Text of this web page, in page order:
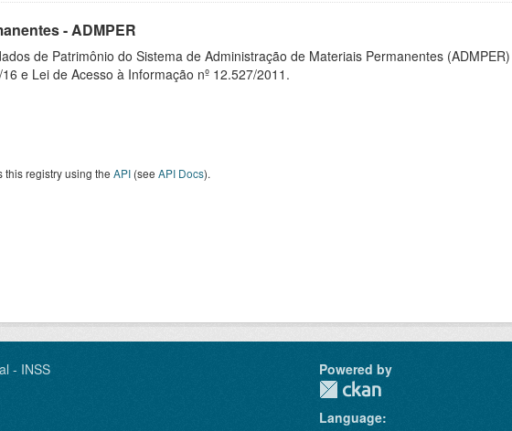
- ADMPER
de Patrimônio do Sistema de Administração de Materiais Permanentes
e Lei de Acesso à Informação nº 12.527/2011.
this registry using the API (see API Docs).
- INSS
Powered by
Language